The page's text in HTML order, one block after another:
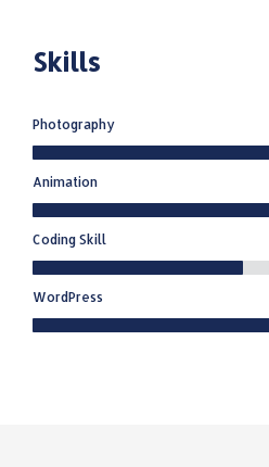
Skills
Photography
Animation
Coding Skill
WordPress